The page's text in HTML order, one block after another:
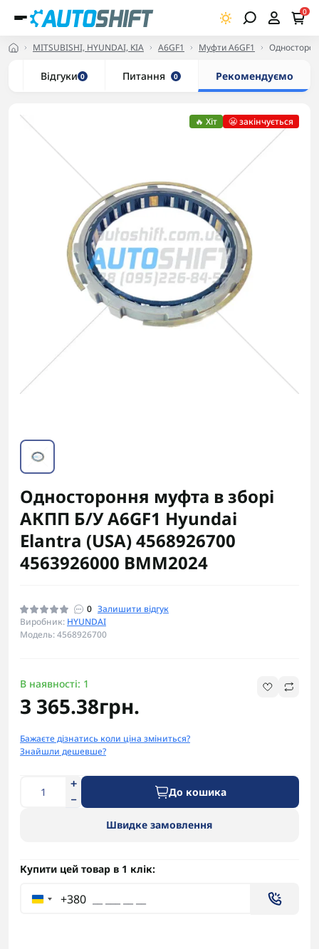
0
MITSUBISHI, HYUNDAI, KIA A6GF1 Муфти A6GF1
Відгуки 0 Питання 0 Рекомендуємо
🔥 Хіт 😬 закінчується
Одностороння муфта в зборі
АКПП Б/У A6GF1 Hyundai
Elantra (USA) 4568926700
4563926000 BMM2024
0 Залишити відгук
Виробник: HYUNDAI
Модель: 4568926700
В наявності: 1
3 365.38грн.
Бажаєте дізнатись коли ціна зміниться?
Знайшли дешевше?
До кошика
Швидке замовлення
Купити цей товар в 1 клік:
+380